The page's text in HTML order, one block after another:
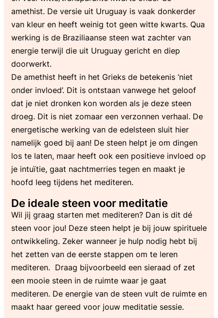
amethist. De versie uit Uruguay is vaak donkerder
van kleur en heeft weinig tot geen witte kwarts. Qua
werking is de Braziliaanse steen wat zachter van
energie terwijl die uit Uruguay gericht en diep
doorwerkt.
De amethist heeft in het Grieks de betekenis ‘niet
onder invloed’. Dit is ontstaan vanwege het geloof
dat je niet dronken kon worden als je deze steen
droeg. Dit is niet zomaar een verzonnen verhaal. De
energetische werking van de edelsteen sluit hier
namelijk goed bij aan! De steen helpt je om dingen
los te laten, maar heeft ook een positieve invloed op
je intuïtie, gaat nachtmerries tegen en maakt je
hoofd leeg tijdens het mediteren.
De ideale steen voor meditatie
Wil jij graag starten met mediteren? Dan is dit dé
steen voor jou! Deze steen helpt je bij jouw spirituele
ontwikkeling. Zeker wanneer je hulp nodig hebt bij
het zetten van de eerste stappen om te leren
mediteren. Draag bijvoorbeeld een sieraad of zet
een mooie steen in de ruimte waar je gaat
mediteren. De energie van de steen vult de ruimte en
maakt haar gereed voor jouw meditatie sessie.